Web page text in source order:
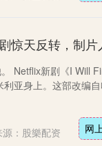
Netflix新剧《I Will
亚身上。这部改编自
网
源：股樂配资